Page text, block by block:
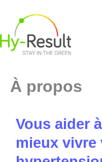
contenu
À propos
Vous aider
mieux vivre